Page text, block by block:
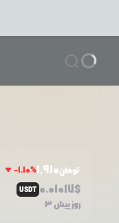
-1.10%1,910تومان
USDT 0.01017$
3 روز پیش